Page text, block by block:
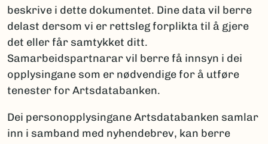
beskrive i dette dokumentet. Dine data vil berre
delast dersom vi er rettsleg forplikta til å gjere
det eller får samtykket ditt.
Samarbeidspartnarar vil berre få innsyn i dei
opplysingane som er nødvendige for å utføre
tenester for Artsdatabanken.
Dei personopplysingane Artsdatabanken samlar
inn i samband med nyhendebrev, kan berre